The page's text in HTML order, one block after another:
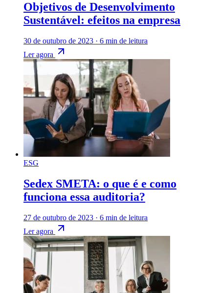
Objetivos de Desenvolvimento
Sustentável: efeitos na empresa
30 de outubro de 2023 · 6 min de leitura
Ler agora
ESG
Sedex SMETA: o que é e como
funciona essa auditoria?
27 de outubro de 2023 · 6 min de leitura
Ler agora